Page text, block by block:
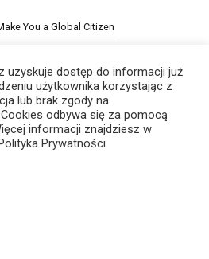
You a Global Citizen
Horizons | Created by
uzyskuje dostęp do informacji już
użytkownika korzystając z
lub brak zgody na
odbywa się za pomocą
informacji znajdziesz w
Prywatności.